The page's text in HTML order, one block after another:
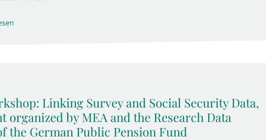
Linking Survey and Social Security Data,
organized by MEA and the Research Data
the German Public Pension Fund